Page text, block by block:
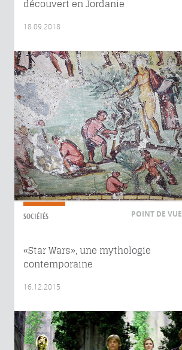
découvert en Jordanie
18.09.2018
SOCIÉTÉS POINT DE VUE
«Star Wars», une mythologie
contemporaine
16.12.2015